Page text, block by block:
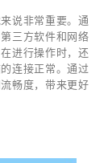
说非常重要。通
三方软件和网络
进行操作时，还
连接正常。通过
畅度，带来更好